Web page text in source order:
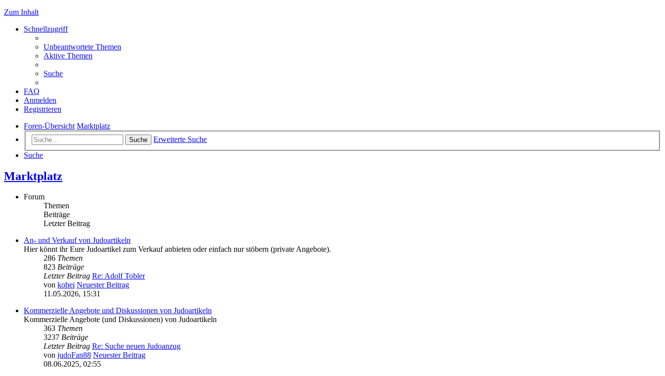
Zum Inhalt
Schnellzugriff
Unbeantwortete Themen
Aktive Themen
Suche
FAQ
Anmelden
Registrieren
Foren-Übersicht Marktplatz
Suche
Erweiterte Suche
Suche
Marktplatz
Forum
Themen
Beiträge
Letzter Beitrag
An- und Verkauf von Judoartikeln
Hier könnt ihr Eure Judoartikel zum Verkauf anbieten oder einfach nur stöbern (private Angebote).
286 Themen
823 Beiträge
Letzter Beitrag Re: Adolf Tobler
von kohei Neuester Beitrag
11.05.2026, 15:31
Kommerzielle Angebote und Diskussionen von Judoartikeln
Kommerzielle Angebote (und Diskussionen) von Judoartikeln
363 Themen
3237 Beiträge
Letzter Beitrag Re: Suche neuen Judoanzug
von judoFan88 Neuester Beitrag
08.06.2025, 02:55